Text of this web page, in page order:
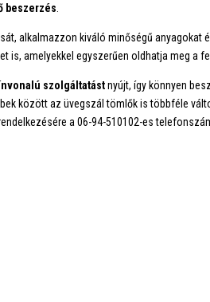
beszerzés.
alkalmazzon kiváló minőségű
is, amelyekkel egyszerűen oldhatja meg a
szolgáltatástnyújt, így könnyen
között az üvegszál tömlők is többféle
a 06-94-510102-es